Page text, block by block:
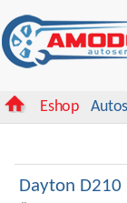
Eshop
Dayton